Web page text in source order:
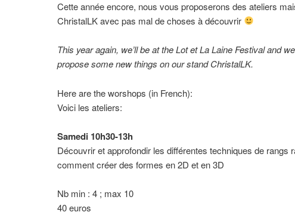
Cette année encore, nous vous proposerons des ateliers
ChristalLK avec pas mal de choses à découvrir
This year again, we’ll be at the Lot et La Laine Festival and
propose some new things on our stand ChristalLK.
Here are the worshops (in French):
Voici les ateliers:
Samedi 10h30-13h
Découvrir et approfondir les différentes techniques de rangs
comment créer des formes en 2D et en 3D
Nb min : 4 ; max 10
40 euros